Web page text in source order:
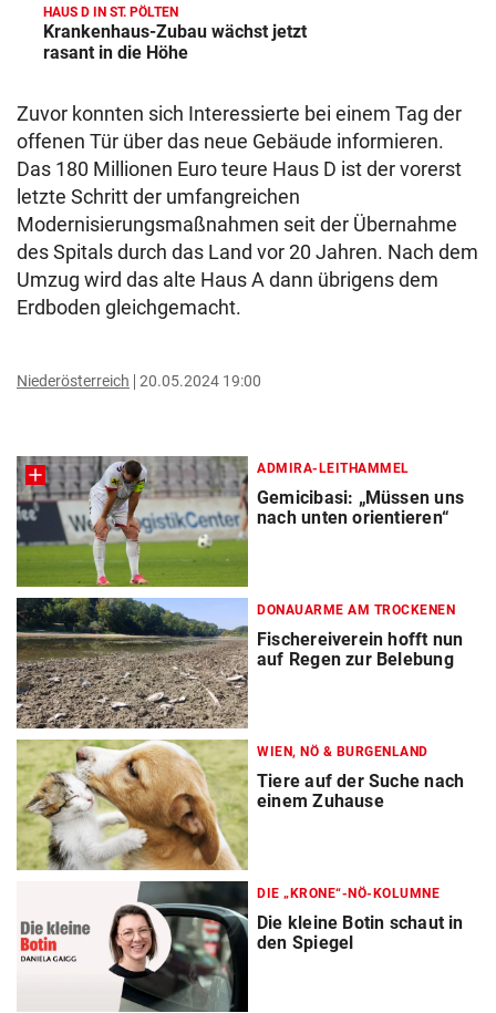
HAUS D IN ST. PÖLTEN
Krankenhaus-Zubau wächst jetzt
rasant in die Höhe
Zuvor konnten sich Interessierte bei einem Tag der
offenen Tür über das neue Gebäude informieren.
Das 180 Millionen Euro teure Haus D ist der vorerst
letzte Schritt der umfangreichen
Modernisierungsmaßnahmen seit der Übernahme
des Spitals durch das Land vor 20 Jahren. Nach dem
Umzug wird das alte Haus A dann übrigens dem
Erdboden gleichgemacht.
Niederösterreich 20.05.2024 19:00
ADMIRA-LEITHAMMEL
Gemicibasi: „Müssen uns
nach unten orientieren“
DONAUARME AM TROCKENEN
Fischereiverein hofft nun
auf Regen zur Belebung
WIEN, NÖ & BURGENLAND
Tiere auf der Suche nach
einem Zuhause
DIE „KRONE“-NÖ-KOLUMNE
Die kleine Botin schaut in
den Spiegel